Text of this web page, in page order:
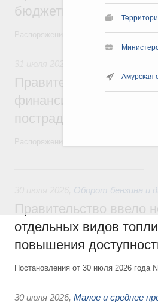
Амурская
бюджетным кредитам
Распоряжение от 29 июля 2026 года
Чрезвычайные
Правительство
финансирование
пострадавшим от
Оборот бензина и
Правительство ввело
отдельных видов
повышения
Постановления от 30 июля 2026
30 июля 2026, Малое и среднее